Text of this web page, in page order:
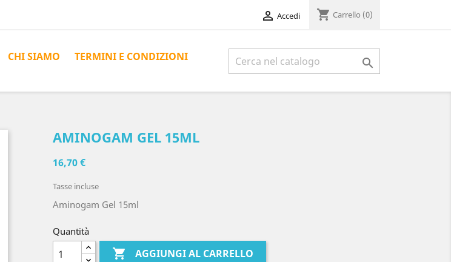
 Accedi shopping_cart Carrello (0)
CHI SIAMO TERMINI E CONDIZIONI 
AMINOGAM GEL 15ML
16,70 €
Tasse incluse
Aminogam Gel 15ml
Quantità
 AGGIUNGI AL CARRELLO